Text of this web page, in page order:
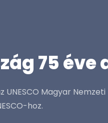
75 éve
UNESCO Magyar
hoz.